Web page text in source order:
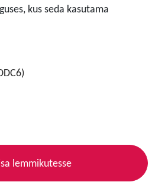
kus seda kasutama
lemmikutesse